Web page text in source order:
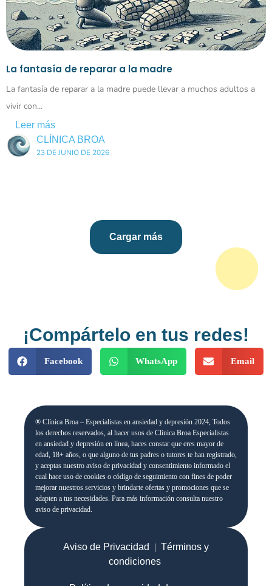
La fantasía de reparar a la madre
La fantasía de reparar a la madre puede llevar a muchos adultos a
vivir con...
Leer más
CLÍNICA BROA
23 DE JUNIO DE 2026
Cargar más
¡Compártelo en tus redes!
Facebook WhatsApp Email
Aviso de Privacidad | Términos y
condiciones
® Clínica Broa – Especialistas en ansiedad y depresión 2024, Todos
los derechos reservados, al hacer usos de Clínica Broa Especialistas
en ansiedad y depresión en línea, haces constar que eres mayor de
edad, 18+ años, o que alguno de tus padres o tutores te han registrado,
y aceptas nuestro aviso de privacidad y consentimiento informado el
cual hace uso de cookies o código de seguimiento con fines de poder
mejorar nuestros servicios y brindarte ofertas y promociones que se
adapten a tus necesidades. Para más información consulta nuestro
aviso de privacidad.